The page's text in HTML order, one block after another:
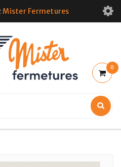
Mister Fermetures
0